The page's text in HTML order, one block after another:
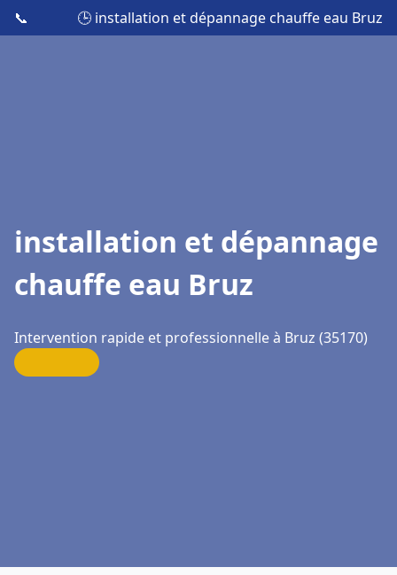
📞 🕒 installation et dépannage chauffe eau Bruz
installation et dépannage
chauffe eau Bruz
Intervention rapide et professionnelle à Bruz (35170)